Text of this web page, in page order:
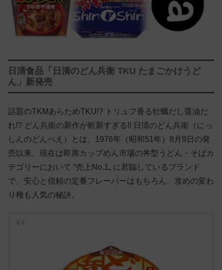
日清食品「日清のどん兵衛 TKU たまごかけうど
ん」新発売
話題のTKMあらためTKU!? トリュフ香る牡蠣だし醤油だ
れ!? どん兵衛の新作が斬新すぎる!! 日清のどん兵衛（にっ
しんのどんべえ）とは、1976年（昭和51年）8月9日の発
売以来、現在は即席カップめん市場の丼型うどん・そばカ
テゴリーにおいて “売上No.1„ に君臨しているブランド
で、安心と信頼の定番フレーバーはもちろん、攻めの変わ
り種も人気の秘訣。